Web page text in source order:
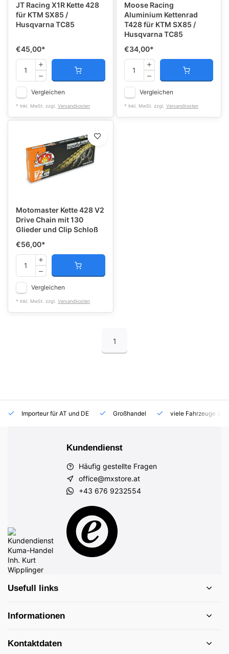
JT Racing X1R Kette 428
für KTM SX85 /
Husqvarna TC85
€45,00*
Vergleichen
* Inkl. MwSt. zzgl. Versandkosten
Moose Racing
Aluminium Kettenrad
T428 für KTM SX85 /
Husqvarna TC85
€34,00*
Vergleichen
* Inkl. MwSt. zzgl. Versandkosten
Motomaster Kette 428 V2
Drive Chain mit 130
Glieder und Clip Schloß
€56,00*
Vergleichen
* Inkl. MwSt. zzgl. Versandkosten
1
Importeur für AT und DE Großhandel viele Fahrzeuge auf
Kundendienst
Häufig gestellte Fragen
office@mxstore.at
+43 676 9232554
Usefull links
Informationen
Kontaktdaten